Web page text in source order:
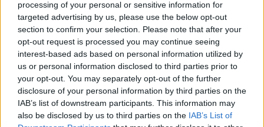
processing of your personal or sensitive information for
targeted advertising by us, please use the below opt-out
section to confirm your selection. Please note that after your
opt-out request is processed you may continue seeing
interest-based ads based on personal information utilized by
us or personal information disclosed to third parties prior to
your opt-out. You may separately opt-out of the further
disclosure of your personal information by third parties on the
IAB’s list of downstream participants. This information may
also be disclosed by us to third parties on the IAB’s List of
τους συντάκτες τους κι όχι απαραίτητα τον ιστότοπο.
Απαγορεύεται η αναδημοσίευση χωρίς γραπτή έγκριση. Σε
αντίθετη περίπτωση θα λαμβάνονται νομικά μέτρα. Ο
ιστότοπος διατηρεί το δικαίωμα ελέγχου των σχολίων, τα
οποία εκφράζουν μόνο το συγγραφέα τους.